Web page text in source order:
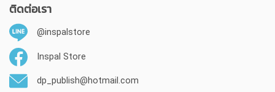
ติดต่อเรา
@inspalstore
Inspal Store
dp_publish@hotmail.com